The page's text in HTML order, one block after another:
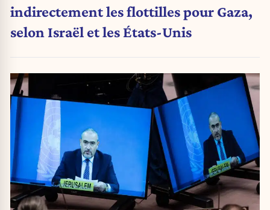
indirectement les flottilles pour Gaza,
selon Israël et les États-Unis